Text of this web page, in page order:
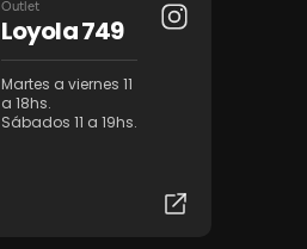
Outlet
Loyola 749
Martes a viernes 11
a 18hs.
Sábados 11 a 19hs.